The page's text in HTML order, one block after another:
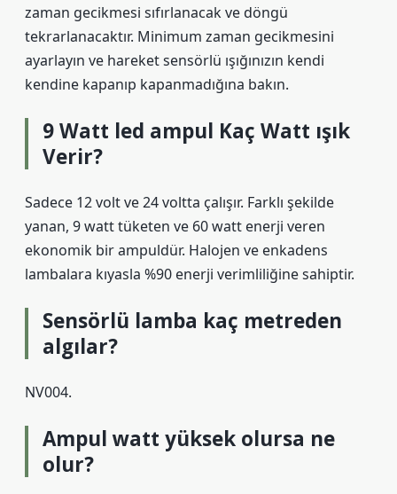
zaman gecikmesi sıfırlanacak ve döngü
tekrarlanacaktır. Minimum zaman gecikmesini
ayarlayın ve hareket sensörlü ışığınızın kendi
kendine kapanıp kapanmadığına bakın.
9 Watt led ampul Kaç Watt ışık
Verir?
Sadece 12 volt ve 24 voltta çalışır. Farklı şekilde
yanan, 9 watt tüketen ve 60 watt enerji veren
ekonomik bir ampuldür. Halojen ve enkadens
lambalara kıyasla %90 enerji verimliliğine sahiptir.
Sensörlü lamba kaç metreden
algılar?
NV004.
Ampul watt yüksek olursa ne
olur?